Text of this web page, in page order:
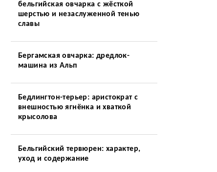
бельгийская овчарка с жёсткой
шерстью и незаслуженной тенью
славы
Бергамская овчарка: дредлок-
машина из Альп
Бедлингтон-терьер: аристократ с
внешностью ягнёнка и хваткой
крысолова
Бельгийский тервюрен: характер,
уход и содержание